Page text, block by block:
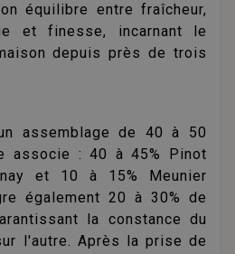
équilibre entre fraîcheur,
et finesse, incarnant le
depuis près de trois
assemblage de 40 à 50
associe : 40 à 45% Pinot
et 10 à 15% Meunier
également 20 à 30% de
la constance du
l'autre. Après la prise de